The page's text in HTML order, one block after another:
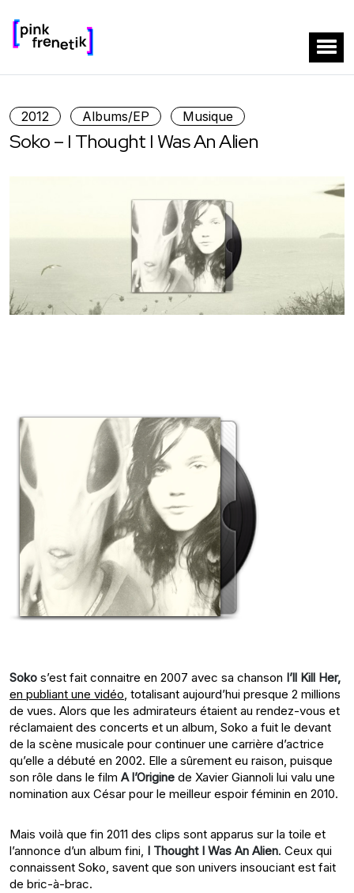
2012 Albums/EP Musique
Soko – I Thought I Was An Alien
Soko s’est fait connaitre en 2007 avec sa chanson I’ll Kill Her,
en publiant une vidéo, totalisant aujourd’hui presque 2 millions
de vues. Alors que les admirateurs étaient au rendez-vous et
réclamaient des concerts et un album, Soko a fuit le devant
de la scène musicale pour continuer une carrière d’actrice
qu’elle a débuté en 2002. Elle a sûrement eu raison, puisque
son rôle dans le film A l’Origine de Xavier Giannoli lui valu une
nomination aux César pour le meilleur espoir féminin en 2010.
Mais voilà que fin 2011 des clips sont apparus sur la toile et
l’annonce d’un album fini, I Thought I Was An Alien. Ceux qui
connaissent Soko, savent que son univers insouciant est fait
de bric-à-brac.